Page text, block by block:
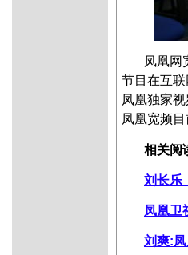
凤凰网
节目在互
凤凰独家
凤凰宽频
相关阅
刘长乐
凤凰卫
刘爽: